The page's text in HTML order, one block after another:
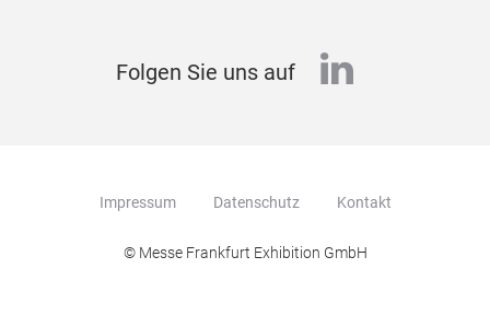
Folgen Sie uns auf linkedin
Impressum Datenschutz Kontakt
© Messe Frankfurt Exhibition GmbH